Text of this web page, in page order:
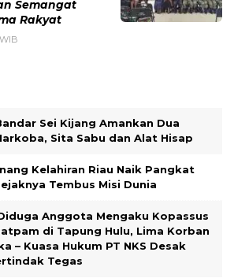
Semangat
Rakyat
Sei Kijang Amankan Dua
Sita Sabu dan Alat Hisap
Kelahiran Riau Naik Pangkat
Tembus Misi Dunia
Anggota Mengaku Kopassus
di Tapung Hulu, Lima Korban
– Kuasa Hukum PT NKS Desak
Tegas